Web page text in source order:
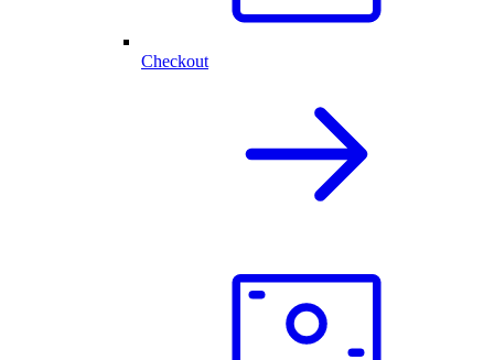
Checkout